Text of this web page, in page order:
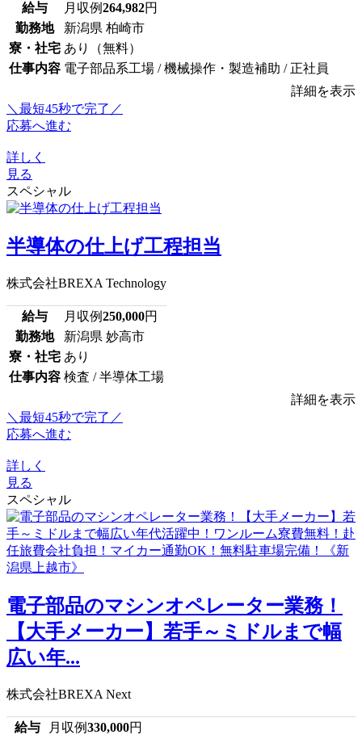
給与 月収例264,982円
勤務地
新潟県 柏崎市
寮・社宅 あり（無料）
仕事内容 電子部品系工場 / 機械操作・製造補助 / 正社員
詳細を表示
＼最短45秒で完了／
応募へ進む
詳しく
見る
スペシャル
半導体の仕上げ工程担当
株式会社BREXA Technology
給与 月収例250,000円
勤務地
新潟県 妙高市
寮・社宅 あり
仕事内容 検査 / 半導体工場
詳細を表示
＼最短45秒で完了／
応募へ進む
詳しく
見る
スペシャル
電子部品のマシンオペレーター業務！
【大手メーカー】若手～ミドルまで幅
広い年...
株式会社BREXA Next
給与 月収例330,000円